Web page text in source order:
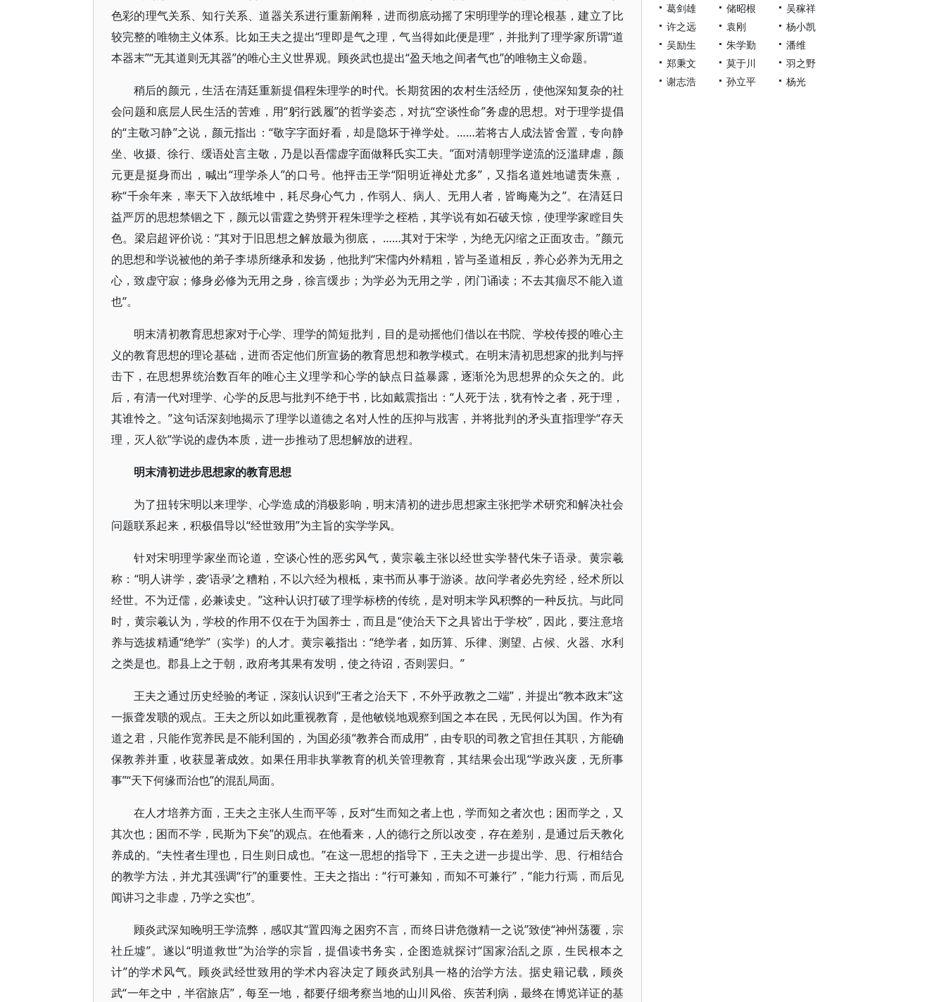
色彩的理气关系、知行关系、道器关系进行重新阐释，进而彻底动摇了宋明理学的理论根基，建立了比
较完整的唯物主义体系。比如王夫之提出“理即是气之理，气当得如此便是理”，并批判了理学家所谓“道
本器末”“无其道则无其器”的唯心主义世界观。顾炎武也提出“盈天地之间者气也”的唯物主义命题。
稍后的颜元，生活在清廷重新提倡程朱理学的时代。长期贫困的农村生活经历，使他深知复杂的社
会问题和底层人民生活的苦难，用“躬行践履”的哲学姿态，对抗“空谈性命”务虚的思想。对于理学提倡
的“主敬习静”之说，颜元指出：“敬字字面好看，却是隐坏于禅学处。……若将古人成法皆舍置，专向静
坐、收摄、徐行、缓语处言主敬，乃是以吾儒虚字面做释氏实工夫。”面对清朝理学逆流的泛滥肆虐，颜
元更是挺身而出，喊出“理学杀人”的口号。他抨击王学“阳明近禅处尤多”，又指名道姓地谴责朱熹，
称“千余年来，率天下入故纸堆中，耗尽身心气力，作弱人、病人、无用人者，皆晦庵为之”。在清廷日
益严厉的思想禁锢之下，颜元以雷霆之势劈开程朱理学之桎梏，其学说有如石破天惊，使理学家瞠目失
色。梁启超评价说：“其对于旧思想之解放最为彻底， ……其对于宋学，为绝无闪缩之正面攻击。”颜元
的思想和学说被他的弟子李塨所继承和发扬，他批判“宋儒内外精粗，皆与圣道相反，养心必养为无用之
心，致虚守寂；修身必修为无用之身，徐言缓步；为学必为无用之学，闭门诵读；不去其痼尽不能入道
也”。
明末清初教育思想家对于心学、理学的简短批判，目的是动摇他们借以在书院、学校传授的唯心主
义的教育思想的理论基础，进而否定他们所宣扬的教育思想和教学模式。在明末清初思想家的批判与抨
击下，在思想界统治数百年的唯心主义理学和心学的缺点日益暴露，逐渐沦为思想界的众矢之的。此
后，有清一代对理学、心学的反思与批判不绝于书，比如戴震指出：“人死于法，犹有怜之者，死于理，
其谁怜之。”这句话深刻地揭示了理学以道德之名对人性的压抑与戕害，并将批判的矛头直指理学“存天
理，灭人欲”学说的虚伪本质，进一步推动了思想解放的进程。
明末清初进步思想家的教育思想
为了扭转宋明以来理学、心学造成的消极影响，明末清初的进步思想家主张把学术研究和解决社会
问题联系起来，积极倡导以“经世致用”为主旨的实学学风。
针对宋明理学家坐而论道，空谈心性的恶劣风气，黄宗羲主张以经世实学替代朱子语录。黄宗羲
称：“明人讲学，袭‘语录’之糟粕，不以六经为根柢，束书而从事于游谈。故问学者必先穷经，经术所以
经世。不为迂儒，必兼读史。”这种认识打破了理学标榜的传统，是对明末学风积弊的一种反抗。与此同
时，黄宗羲认为，学校的作用不仅在于为国养士，而且是“使治天下之具皆出于学校”，因此，要注意培
养与选拔精通“绝学”（实学）的人才。黄宗羲指出：“绝学者，如历算、乐律、测望、占候、火器、水利
之类是也。郡县上之于朝，政府考其果有发明，使之待诏，否则罢归。”
王夫之通过历史经验的考证，深刻认识到“王者之治天下，不外乎政教之二端”，并提出“教本政末”这
一振聋发聩的观点。王夫之所以如此重视教育，是他敏锐地观察到国之本在民，无民何以为国。作为有
道之君，只能作宽养民是不能利国的，为国必须“教养合而成用”，由专职的司教之官担任其职，方能确
保教养并重，收获显著成效。如果任用非执掌教育的机关管理教育，其结果会出现“学政兴废，无所事
事”“天下何缘而治也”的混乱局面。
在人才培养方面，王夫之主张人生而平等，反对“生而知之者上也，学而知之者次也；困而学之，又
其次也；困而不学，民斯为下矣”的观点。在他看来，人的德行之所以改变，存在差别，是通过后天教化
养成的。“夫性者生理也，日生则日成也。”在这一思想的指导下，王夫之进一步提出学、思、行相结合
的教学方法，并尤其强调“行”的重要性。王夫之指出：“行可兼知，而知不可兼行”，“能力行焉，而后见
闻讲习之非虚，乃学之实也”。
顾炎武深知晚明王学流弊，感叹其“置四海之困穷不言，而终日讲危微精一之说”致使“神州荡覆，宗
社丘墟”。遂以“明道救世”为治学的宗旨，提倡读书务实，企图造就探讨“国家治乱之原，生民根本之
计”的学术风气。顾炎武经世致用的学术内容决定了顾炎武别具一格的治学方法。据史籍记载，顾炎
武“一年之中，半宿旅店”，每至一地，都要仔细考察当地的山川风俗、疾苦利病，最终在博览详证的基
葛剑雄
储昭根
吴稼祥
许之远
袁刚
杨小凯
吴励生
朱学勤
潘维
郑秉文
莫于川
羽之野
谢志浩
孙立平 杨光